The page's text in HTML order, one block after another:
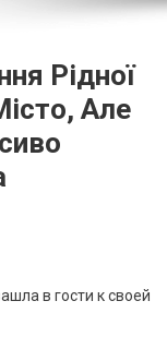
Рідної
Але
в гости к своей